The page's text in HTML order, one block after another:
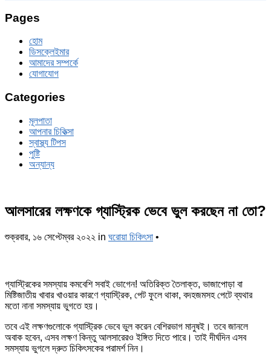
Pages
হোম
ডিসক্লেইমার
আমাদের সম্পর্কে
যোগাযোগ
Categories
মূলপাতা
আপনার চিকিত্‍সা
স্বাস্থ্য টিপস
পুষ্টি
অন্যান্য
আলসারের লক্ষণকে গ্যাস্ট্রিক ভেবে ভুল করছেন না তো?
শুক্রবার, ১৬ সেপ্টেম্বর ২০২২ in ঘরোয়া চিকিৎসা •
গ্যাস্ট্রিকের সমস্যায় কমবেশি সবাই ভোগেন! অতিরিক্ত তৈলাক্ত, ভাজাপোড়া বা
মিষ্টিজাতীয় খাবার খাওয়ার কারণে গ্যাস্ট্রিক, পেট ফুলে থাকা, বদহজমসহ পেটে ব্যথার
মতো নানা সমস্যায় ভুগতে হয়।
তবে এই লক্ষণগুলোকে গ্যাস্ট্রিক ভেবে ভুল করেন বেশিরভাগ মানুষই। তবে জানলে
অবাক হবেন, এসব লক্ষণ কিন্তু আলসারেরও ইঙ্গিত দিতে পারে। তাই দীর্ঘদিন এসব
সমস্যায় ভুগলে দ্রুত চিকিৎসকের পরামর্শ নিন।